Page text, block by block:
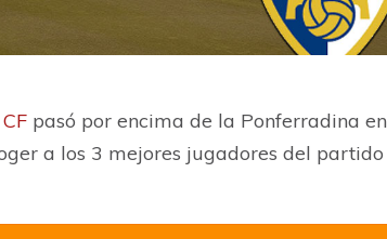
pasó por encima de la Ponferradina
a los 3 mejores jugadores del